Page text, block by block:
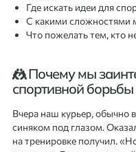
Где искать идеи для
С какими сложностями
Что пожелать тем, кто
🤼 Почему мы
спортивной борьбы
Вчера наш курьер, обычно
синяком под глазом.
на тренировке получил.